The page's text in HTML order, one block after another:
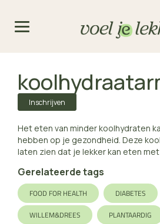
Inschrijven
Het eten van minder koolhydraten
hebben op je gezondheid. Deze
laten zien dat je lekker kan eten met
Gerelateerde tags
FOOD FOR HEALTH DIABETES
WILLEM&DREES
PLANTAARDIG